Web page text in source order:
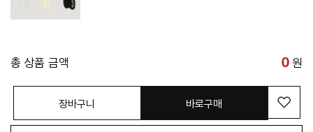
총 상품 금액 0 원
장바구니 바로구매